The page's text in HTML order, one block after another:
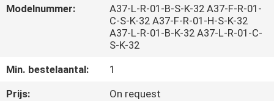
KWALITEITSCONTROLE
CONTACTEER
ONS
Modelnummer:
A37-L-R-01-B-S-K-32 A37-F-R-01-
C-S-K-32 A37-F-R-01-H-S-K-32
A37-L-R-01-B-K-32 A37-L-R-01-C-
S-K-32
Min. bestelaantal:
1
Prijs:
On request